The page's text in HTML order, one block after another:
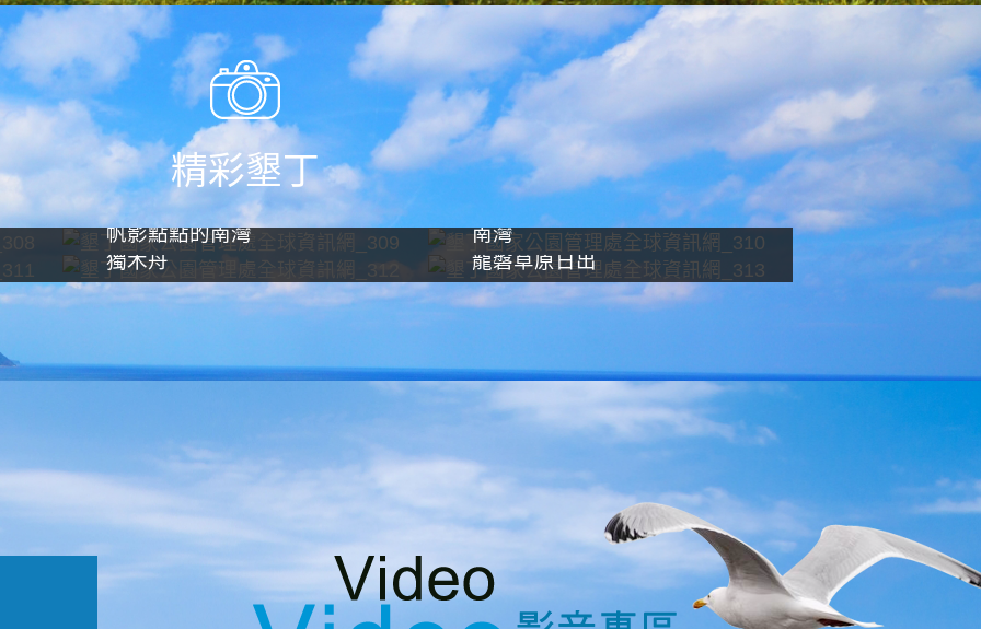
精彩墾丁
帆影點點的南灣
南灣
獨木舟
龍磐草原日出